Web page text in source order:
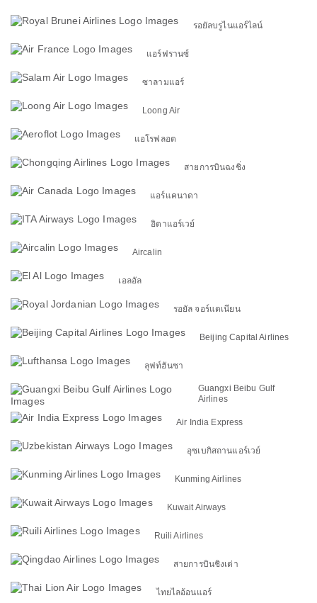
รอยัลบรูไนแอร์ไลน์
แอร์ฟรานซ์
ซาลามแอร์
Loong Air
แอโรฟลอต
สายการบินฉงชิ่ง
แอร์แคนาดา
อิตาแอร์เวย์
Aircalin
เอลอัล
รอยัล จอร์แดเนียน
Beijing Capital Airlines
ลุฟท์ฮันซา
Guangxi Beibu Gulf
Airlines
Air India Express
อุซเบกิสถานแอร์เวย์
Kunming Airlines
Kuwait Airways
Ruili Airlines
สายการบินชิงเต่า
ไทยไลอ้อนแอร์